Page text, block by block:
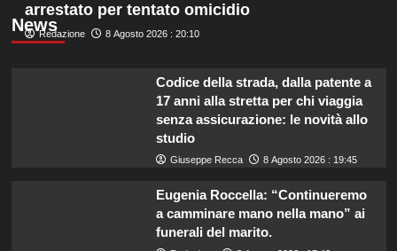
News
arrestato per tentato omicidio
Redazione 8 Agosto 2026 : 20:10
Codice della strada, dalla patente a
17 anni alla stretta per chi viaggia
senza assicurazione: le novità allo
studio
Giuseppe Recca 8 Agosto 2026 : 19:45
Eugenia Roccella: “Continueremo
a camminare mano nella mano” ai
funerali del marito.